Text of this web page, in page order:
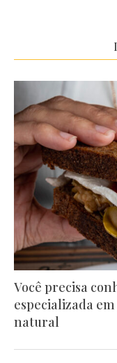
Você precisa
especializada
natural